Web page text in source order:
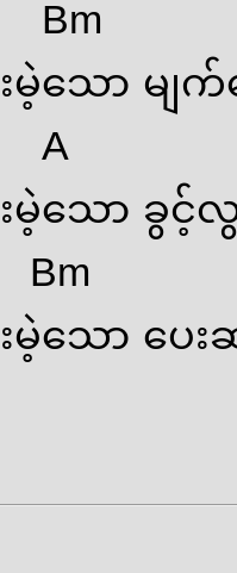
Bm
ော မျက်
A
ော ခွင့်လွတ်
Bm
ော ပေးဆ